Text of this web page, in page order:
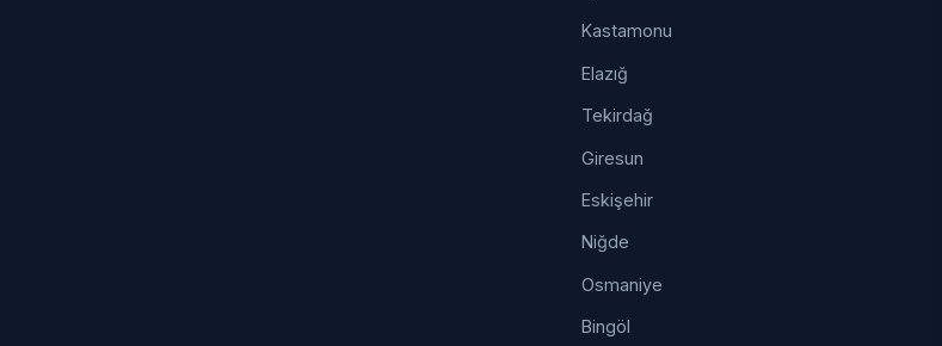
Kastamonu
Elazığ
Tekirdağ
Giresun
Eskişehir
Niğde
Osmaniye
Bingöl